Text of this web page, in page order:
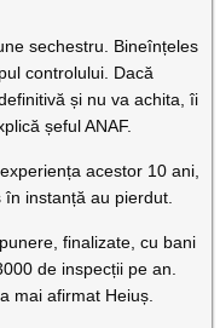
sechestru. Bineînțeles
controlului. Dacă
și nu va achita, îi
șeful ANAF.
acestor 10 ani,
instanță au pierdut.
finalizate, cu bani
de inspecții pe an.
mai afirmat Heiuș.